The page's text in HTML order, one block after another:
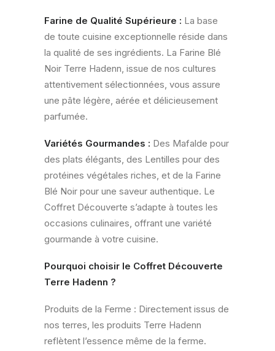
Farine de Qualité Supérieure : La base
de toute cuisine exceptionnelle réside dans
la qualité de ses ingrédients. La Farine Blé
Noir Terre Hadenn, issue de nos cultures
attentivement sélectionnées, vous assure
une pâte légère, aérée et délicieusement
parfumée.
Variétés Gourmandes : Des Mafalde pour
des plats élégants, des Lentilles pour des
protéines végétales riches, et de la Farine
Blé Noir pour une saveur authentique. Le
Coffret Découverte s’adapte à toutes les
occasions culinaires, offrant une variété
gourmande à votre cuisine.
Pourquoi choisir le Coffret Découverte
Terre Hadenn ?
Produits de la Ferme : Directement issus de
nos terres, les produits Terre Hadenn
reflètent l’essence même de la ferme.